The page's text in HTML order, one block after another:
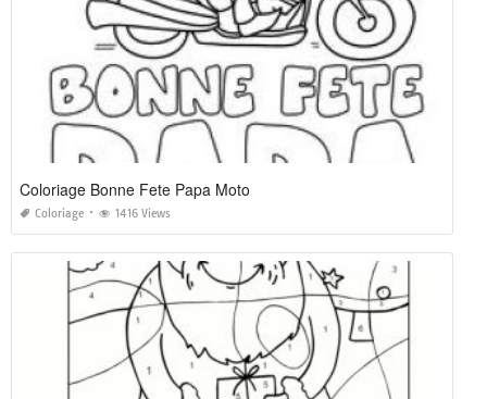
Coloriage Bonne Fete Papa Moto
Coloriage 1416 Views